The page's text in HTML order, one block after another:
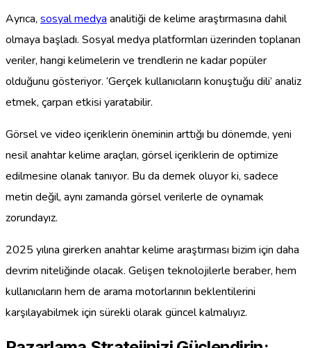
Ayrıca, sosyal medya analitiği de kelime araştırmasına dahil
olmaya başladı. Sosyal medya platformları üzerinden toplanan
veriler, hangi kelimelerin ve trendlerin ne kadar popüler
olduğunu gösteriyor. ‘Gerçek kullanıcıların konuştuğu dili’ analiz
etmek, çarpan etkisi yaratabilir.
Görsel ve video içeriklerin öneminin arttığı bu dönemde, yeni
nesil anahtar kelime araçları, görsel içeriklerin de optimize
edilmesine olanak tanıyor. Bu da demek oluyor ki, sadece
metin değil, aynı zamanda görsel verilerle de oynamak
zorundayız.
2025 yılına girerken anahtar kelime araştırması bizim için daha
devrim niteliğinde olacak. Gelişen teknolojilerle beraber, hem
kullanıcıların hem de arama motorlarının beklentilerini
karşılayabilmek için sürekli olarak güncel kalmalıyız.